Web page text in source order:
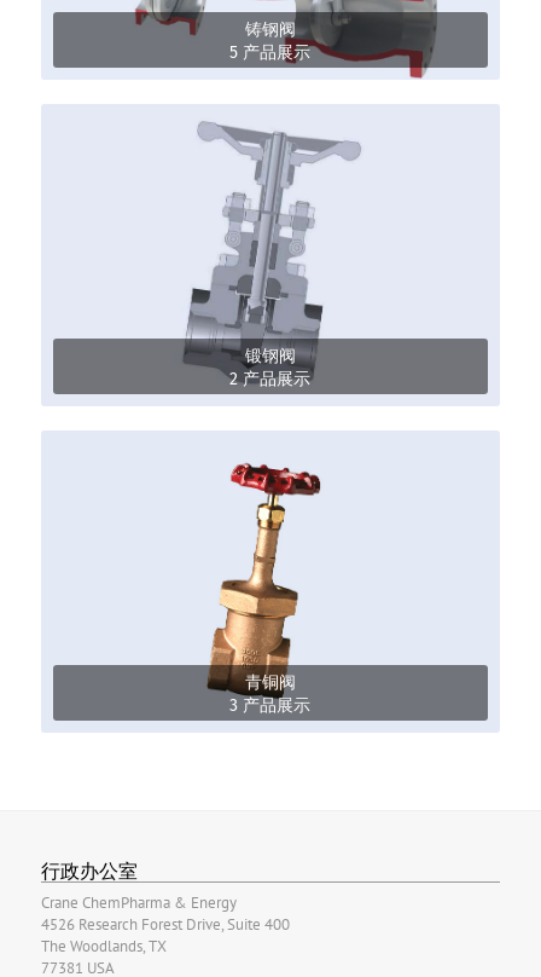
铸钢阀
5 产品展示
锻钢阀
2 产品展示
青铜阀
3 产品展示
行政办公室
Crane ChemPharma & Energy
4526 Research Forest Drive, Suite 400
The Woodlands, TX
77381 USA